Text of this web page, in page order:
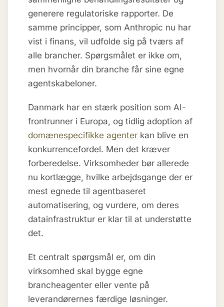
generere regulatoriske rapporter. De
samme principper, som Anthropic nu har
vist i finans, vil udfolde sig på tværs af
alle brancher. Spørgsmålet er ikke om,
men hvornår din branche får sine egne
agentskabeloner.
Danmark har en stærk position som AI-
frontrunner i Europa, og tidlig adoption af
domænespecifikke agenter kan blive en
konkurrencefordel. Men det kræver
forberedelse. Virksomheder bør allerede
nu kortlægge, hvilke arbejdsgange der er
mest egnede til agentbaseret
automatisering, og vurdere, om deres
datainfrastruktur er klar til at understøtte
det.
Et centralt spørgsmål er, om din
virksomhed skal bygge egne
brancheagenter eller vente på
leverandørernes færdige løsninger.